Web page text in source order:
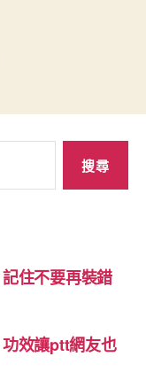
住不要再裝錯
效讓ptt網友也